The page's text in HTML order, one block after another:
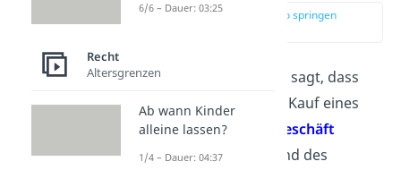
zur Stelle im Video springen
DasAbstraktionsprinzip
sagt, dass
bei einem Geschäft (z. B. Kauf eines
Autos) dasVerfügungsgeschäft
(Übergabe des Geldes und des
6/6 – Dauer: 03:25
Recht
Altersgrenzen
Ab wann Kinder
alleine lassen?
1/4 – Dauer: 04:37